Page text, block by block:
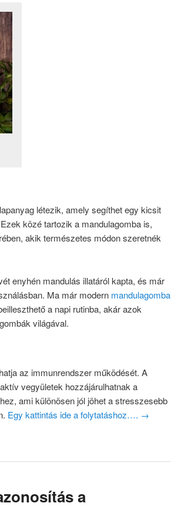
létezik, amely segíthet egy kicsit
közé tartozik a mandulagomba is,
akik természetes módon szeretnék
enyhén mandulás illatáról kapta, és már
Ma már modern mandulagomba
a napi rutinba, akár azok
világával.
az immunrendszer működését. A
vegyületek hozzájárulhatnak a
ami különösen jól jöhet a stresszesebb
Egy kattintás ide a folytatáshoz…. →
a